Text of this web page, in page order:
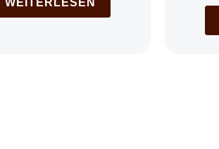
WEITERLESEN